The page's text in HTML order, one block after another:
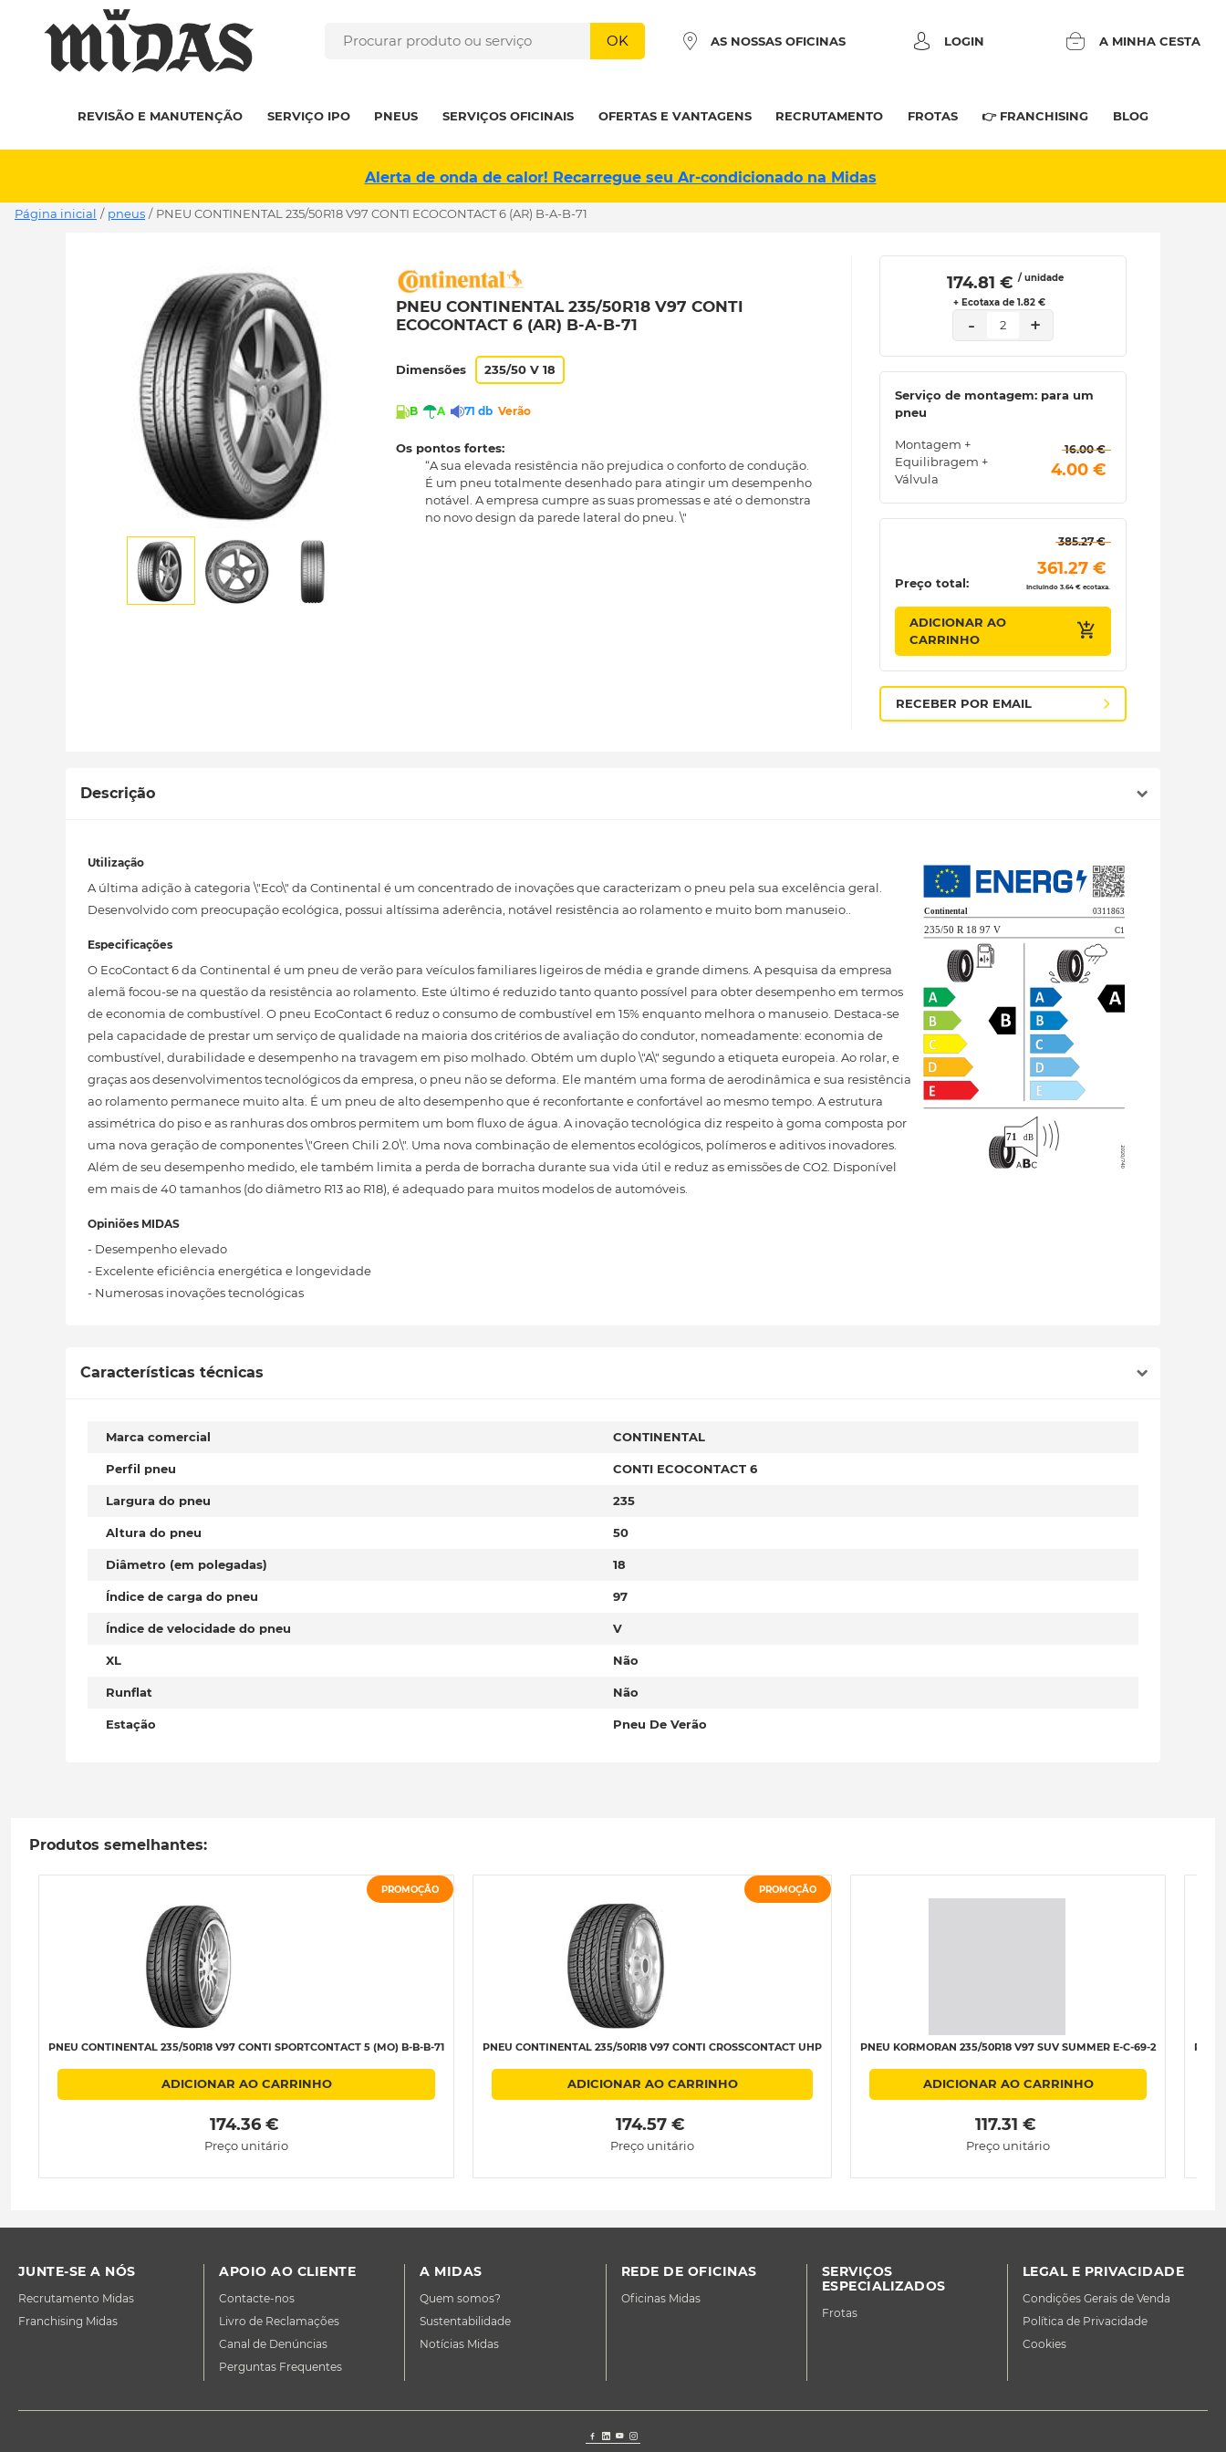
OK AS NOSSAS OFICINAS LOGIN A MINHA CESTA
REVISÃO E MANUTENÇÃO SERVIÇO IPO PNEUS SERVIÇOS OFICINAIS OFERTAS E VANTAGENS RECRUTAMENTO FROTAS 👉 FRANCHISING BLOG
Alerta de onda de calor! Recarregue seu Ar-condicionado na Midas
Página inicial / pneus / PNEU CONTINENTAL 235/50R18 V97 CONTI ECOCONTACT 6 (AR) B-A-B-71
PNEU CONTINENTAL 235/50R18 V97 CONTI
ECOCONTACT 6 (AR) B-A-B-71
Dimensões 235/50 V 18
B A 71 db Verão
Os pontos fortes:
“A sua elevada resistência não prejudica o conforto de condução.
É um pneu totalmente desenhado para atingir um desempenho
notável. A empresa cumpre as suas promessas e até o demonstra
no novo design da parede lateral do pneu. \"
174.81 € / unidade
+ Ecotaxa de 1.82 €
- 2 +
Serviço de montagem: para um
pneu
Montagem +
Equilibragem +
Válvula
16.00 €
4.00 €
Preço total:
385.27 €
361.27 €
Incluindo 3.64 € ecotaxa.
ADICIONAR AO
CARRINHO
RECEBER POR EMAIL
Descrição
Utilização
A última adição à categoria \"Eco\" da Continental é um concentrado de inovações que caracterizam o pneu pela sua excelência geral.
Desenvolvido com preocupação ecológica, possui altíssima aderência, notável resistência ao rolamento e muito bom manuseio..
Especificações
O EcoContact 6 da Continental é um pneu de verão para veículos familiares ligeiros de média e grande dimens. A pesquisa da empresa
alemã focou-se na questão da resistência ao rolamento. Este último é reduzido tanto quanto possível para obter desempenho em termos
de economia de combustível. O pneu EcoContact 6 reduz o consumo de combustível em 15% enquanto melhora o manuseio. Destaca-se
pela capacidade de prestar um serviço de qualidade na maioria dos critérios de avaliação do condutor, nomeadamente: economia de
combustível, durabilidade e desempenho na travagem em piso molhado. Obtém um duplo \"A\" segundo a etiqueta europeia. Ao rolar, e
graças aos desenvolvimentos tecnológicos da empresa, o pneu não se deforma. Ele mantém uma forma de aerodinâmica e sua resistência
ao rolamento permanece muito alta. É um pneu de alto desempenho que é reconfortante e confortável ao mesmo tempo. A estrutura
assimétrica do piso e as ranhuras dos ombros permitem um bom fluxo de água. A inovação tecnológica diz respeito à goma composta por
uma nova geração de componentes \"Green Chili 2.0\". Uma nova combinação de elementos ecológicos, polímeros e aditivos inovadores.
Além de seu desempenho medido, ele também limita a perda de borracha durante sua vida útil e reduz as emissões de CO2. Disponível
em mais de 40 tamanhos (do diâmetro R13 ao R18), é adequado para muitos modelos de automóveis.
Opiniões MIDAS
- Desempenho elevado
- Excelente eficiência energética e longevidade
- Numerosas inovações tecnológicas
Características técnicas
Marca comercial CONTINENTAL
Perfil pneu CONTI ECOCONTACT 6
Largura do pneu 235
Altura do pneu 50
Diâmetro (em polegadas) 18
Índice de carga do pneu 97
Índice de velocidade do pneu V
XL Não
Runflat Não
Estação Pneu De Verão
Produtos semelhantes:
PROMOÇÃO
PNEU CONTINENTAL 235/50R18 V97 CONTI SPORTCONTACT 5 (MO) B-B-B-71
ADICIONAR AO CARRINHO
174.36 €
Preço unitário
PROMOÇÃO
PNEU CONTINENTAL 235/50R18 V97 CONTI CROSSCONTACT UHP
ADICIONAR AO CARRINHO
174.57 €
Preço unitário
PNEU KORMORAN 235/50R18 V97 SUV SUMMER E-C-69-2
ADICIONAR AO CARRINHO
117.31 €
Preço unitário
JUNTE-SE A NÓS
Recrutamento Midas
Franchising Midas
APOIO AO CLIENTE
Contacte-nos
Livro de Reclamações
Canal de Denúncias
Perguntas Frequentes
A MIDAS
Quem somos?
Sustentabilidade
Notícias Midas
REDE DE OFICINAS
Oficinas Midas
SERVIÇOS
ESPECIALIZADOS
Frotas
LEGAL E PRIVACIDADE
Condições Gerais de Venda
Política de Privacidade
Cookies